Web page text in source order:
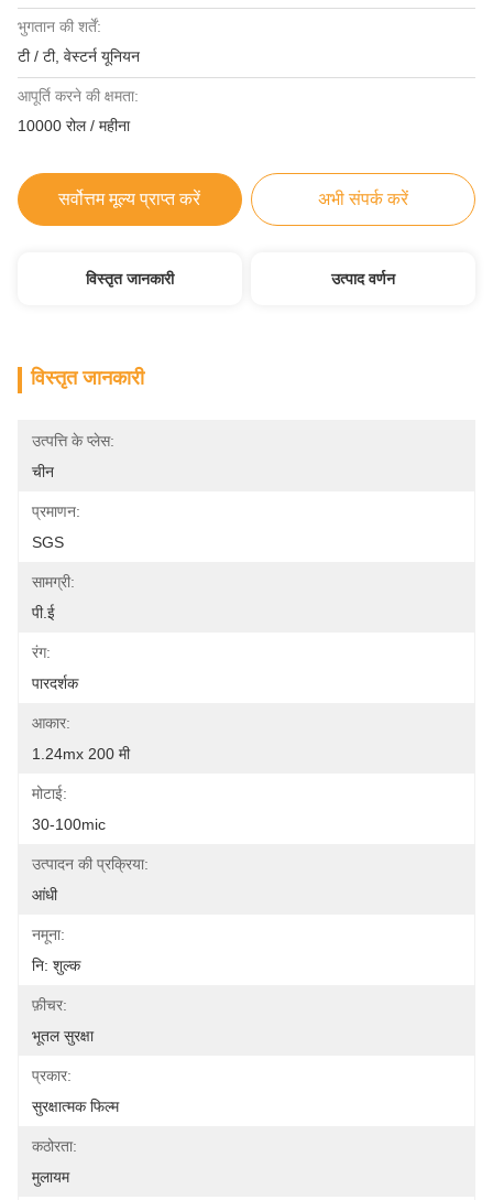
भुगतान की शर्तें:
टी / टी, वेस्टर्न यूनियन
आपूर्ति करने की क्षमता:
10000 रोल / महीना
सर्वोत्तम मूल्य प्राप्त करें अभी संपर्क करें
विस्तृत जानकारी उत्पाद वर्णन
विस्तृत जानकारी
उत्पत्ति के प्लेस:
चीन
प्रमाणन:
SGS
सामग्री:
पी.ई
रंग:
पारदर्शक
आकार:
1.24mx 200 मी
मोटाई:
30-100mic
उत्पादन की प्रक्रिया:
आंधी
नमूना:
नि: शुल्क
फ़ीचर:
भूतल सुरक्षा
प्रकार:
सुरक्षात्मक फिल्म
कठोरता:
मुलायम